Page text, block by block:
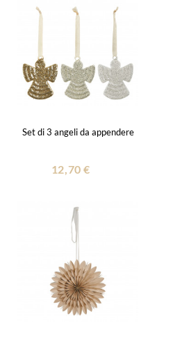
Set di 3 angeli da appendere
12,70 €